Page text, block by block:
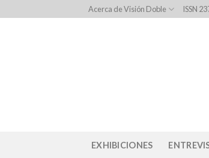
to
Acerca de Visión Doble ISSN
EXHIBICIONES